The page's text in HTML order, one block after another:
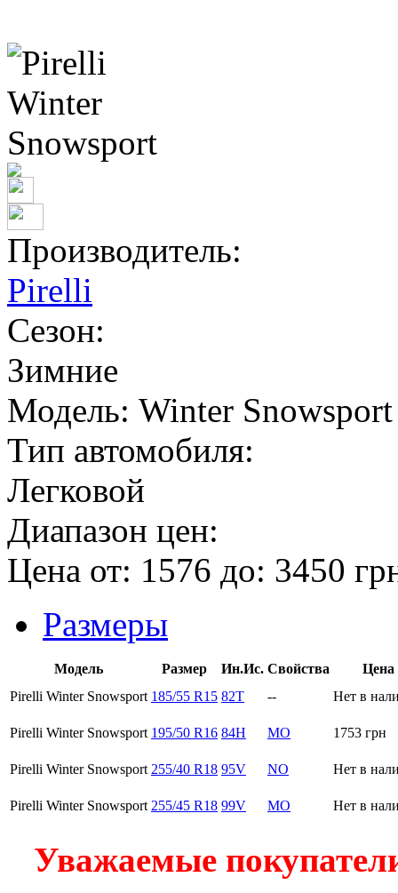
Производитель:
Pirelli
Сезон:
Зимние
Модель: Winter Snowsport
Тип автомобиля:
Легковой
Диапазон цен:
Цена от: 1576 до: 3450
Размеры
Модель Размер Ин.Ис. Свойства
Цена
Pirelli Winter Snowsport 185/55 R15 82T -- Нет в
Pirelli Winter Snowsport 195/50 R16 84H MO 1753 грн
Pirelli Winter Snowsport 255/40 R18 95V NO Нет в
Pirelli Winter Snowsport 255/45 R18 99V MO Нет в
Уважаемые